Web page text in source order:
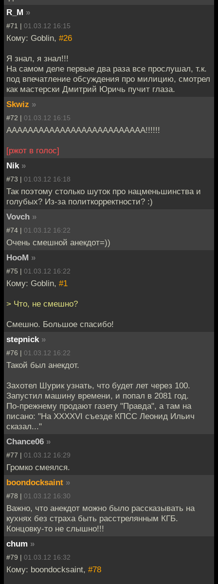
R_M »
#71 | 01.03.12 16:15
Кому: Goblin, #26
Я знал, я знал!!!
На самом деле первые два раза все прослушал, т.к.
под впечатление обсуждения про милицию, смотрел
как мастерски Дмитрий Юричь пучит глаза.
Skwiz »
#72 | 01.03.12 16:15
АААААААААААААААААААААААААА!!!!!!
[ржот в голос]
Nik »
#73 | 01.03.12 16:18
Так поэтому столько шуток про нацменьшинства и
голубых? Из-за политкорректности? :)
Vovch »
#74 | 01.03.12 16:22
Очень смешной анекдот=))
HooM »
#75 | 01.03.12 16:22
Кому: Goblin, #1
> Что, не смешно?
Смешно. Большое спасибо!
stepnick »
#76 | 01.03.12 16:22
Такой был анекдот.
Захотел Шурик узнать, что будет лет через 100.
Запустил машину времени, и попал в 2081 год.
По-прежнему продают газету "Правда", а там на
писано: "На XXXXVI съезде КПСС Леонид Ильич
сказал..."
Chance06 »
#77 | 01.03.12 16:29
Громко смеялся.
boondocksaint »
#78 | 01.03.12 16:30
Важно, что анекдот можно было рассказывать на
кухнях без страха быть расстрелянным КГБ.
Концовку-то не слышно!!!
chum »
#79 | 01.03.12 16:32
Кому: boondocksaint, #78